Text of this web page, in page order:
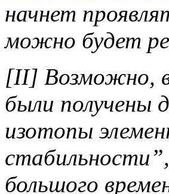
начнет
можно будет
[II] Возможно,
были получены
изотопы
большого